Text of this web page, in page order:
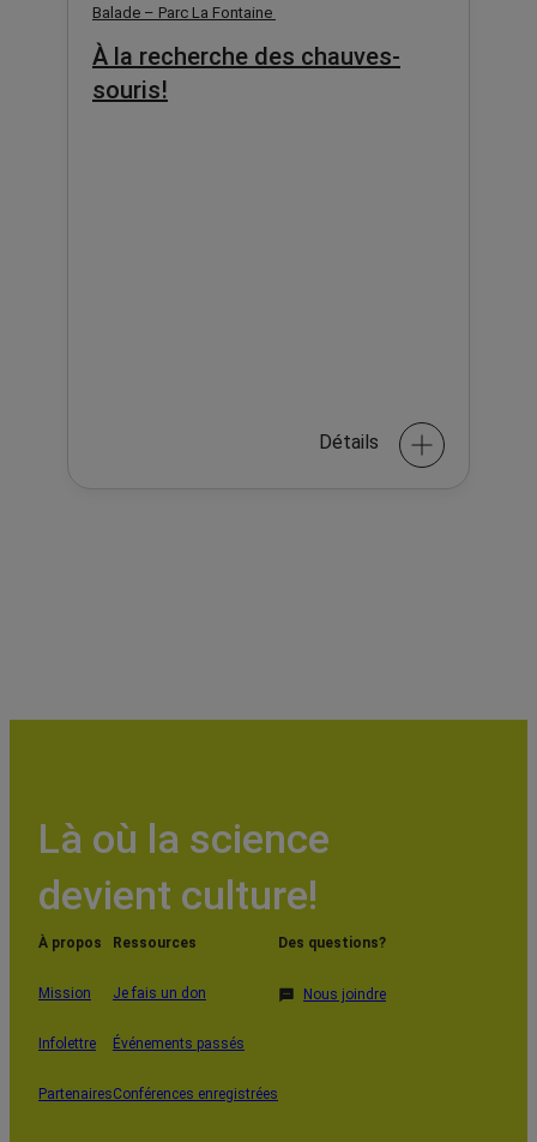
Balade – Parc La Fontaine
À la recherche des chauves-
souris!
Détails
À propos
Mission
Infolettre
Partenaires
Ressources
Je fais un don
Événements passés
Conférences enregistrées
Des questions?
Nous joindre
Là où la science
devient culture!